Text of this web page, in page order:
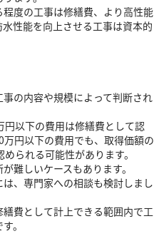
度の工事は修繕費、より高性能
性能を向上させる工事は資本的
の内容や規模によって判断され
以下の費用は修繕費として認
円以下の費用でも、取得価額の
られる可能性があります。
難しいケースもあります。
、専門家への相談も検討しまし
費として計上できる範囲内で工
。